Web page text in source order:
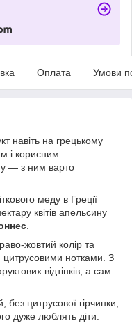
Оплата Умови
навіть на грецькому
і корисним
— з ним варто
меду в Греції
квітів апельсину
жовтий колір та
цитрусовими нотками. З
відтінків, а сам
цитрусової гірчинки,
дуже люблять діти.